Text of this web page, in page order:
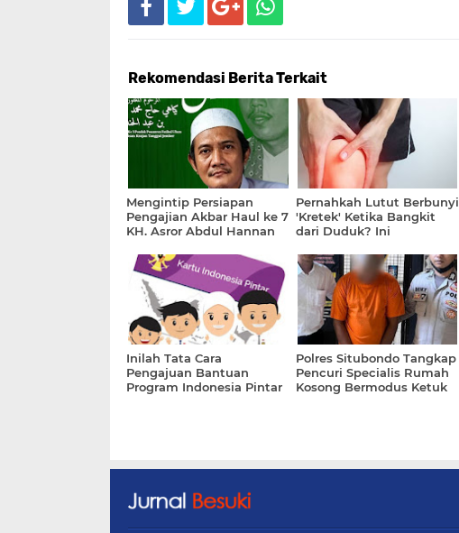
Rekomendasi Berita Terkait
Mengintip Persiapan
Pengajian Akbar Haul ke 7
KH. Asror Abdul Hannan
Pernahkah Lutut Berbunyi
'Kretek' Ketika Bangkit
dari Duduk? Ini
Inilah Tata Cara
Pengajuan Bantuan
Program Indonesia Pintar
Polres Situbondo Tangkap
Pencuri Specialis Rumah
Kosong Bermodus Ketuk